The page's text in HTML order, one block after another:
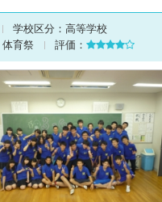
学校区分： 高等学校
育祭 評価：